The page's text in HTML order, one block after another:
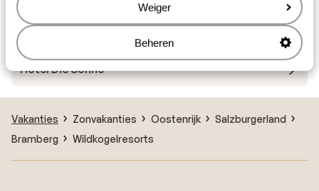
Weiger
Beheren
Residence Saalbach
Hotel Die Sonne
Vakanties Zonvakanties Oostenrijk
Salzburgerland
Bramberg
Wildkogelresorts